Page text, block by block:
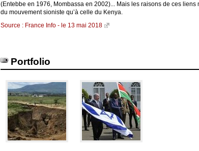
(Entebbe en 1976, Mombassa en 2002)... Mais les raisons de ces
du mouvement sioniste qu’à celle du Kenya.
Source : France Info - le 13 mai 2018
Portfolio